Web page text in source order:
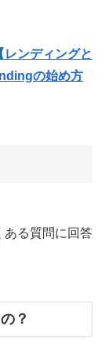
レンディングと
の始め方
ある質問に回答
？